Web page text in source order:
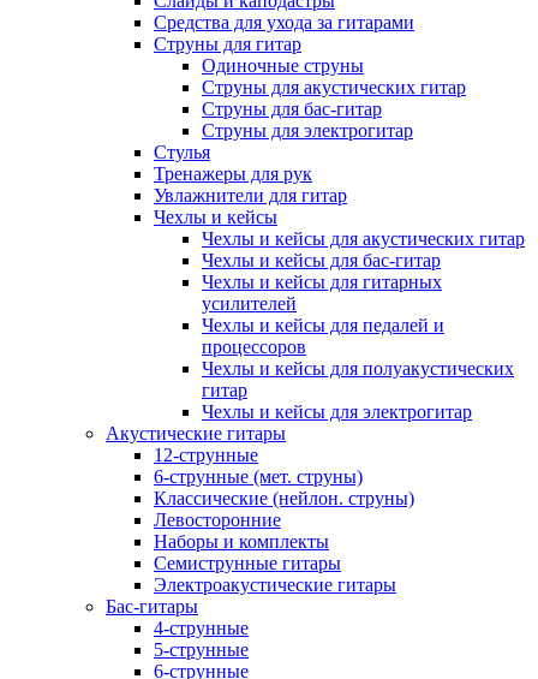
Средства для ухода за гитарами
Струны для гитар
Одиночные струны
Струны для акустических гитар
Струны для бас-гитар
Струны для электрогитар
Стулья
Тренажеры для рук
Увлажнители для гитар
Чехлы и кейсы
Чехлы и кейсы для акустических гитар
Чехлы и кейсы для бас-гитар
Чехлы и кейсы для гитарных
усилителей
Чехлы и кейсы для педалей и
процессоров
Чехлы и кейсы для полуакустических
гитар
Чехлы и кейсы для электрогитар
Акустические гитары
12-струнные
6-струнные (мет. струны)
Классические (нейлон. струны)
Левосторонние
Наборы и комплекты
Семиструнные гитары
Электроакустические гитары
Бас-гитары
4-струнные
5-струнные
6-струнные